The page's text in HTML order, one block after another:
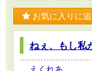
お気に入りに
ねぇ、もし私